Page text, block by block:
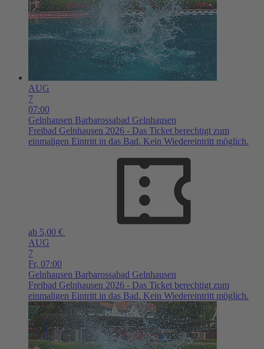
AUG
7
07:00
Gelnhausen Barbarossabad Gelnhausen
Freibad Gelnhausen 2026 - Das Ticket berechtigt zum
einmaligen Eintritt in das Bad. Kein Wiedereintritt möglich.
ab 5,00 €
AUG
7
Fr, 07:00
Gelnhausen Barbarossabad Gelnhausen
Freibad Gelnhausen 2026 - Das Ticket berechtigt zum
einmaligen Eintritt in das Bad. Kein Wiedereintritt möglich.